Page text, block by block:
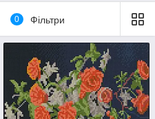
0 Фільтри